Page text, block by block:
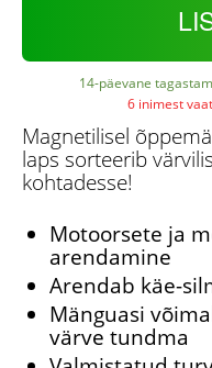
14-päevane
6 inimest
Magnetilisel
laps sorteerib
kohtadesse!
Motoorsete ja
arendamine
Arendab käe-
Mänguasi
värve tundma